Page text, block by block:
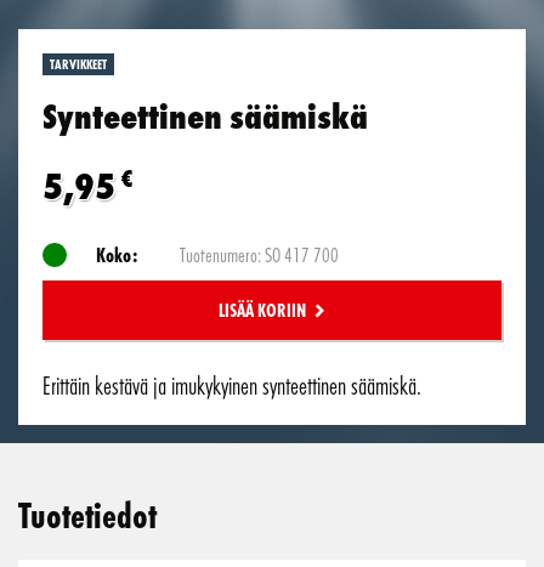
TARVIKKEET
Synteettinen säämiskä
5,95€
Koko: Tuotenumero: SO 417 700
LISÄÄ KORIIN
Erittäin kestävä ja imukykyinen synteettinen säämiskä.
Tuotetiedot